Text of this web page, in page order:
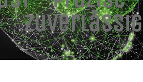
Zuverlässig